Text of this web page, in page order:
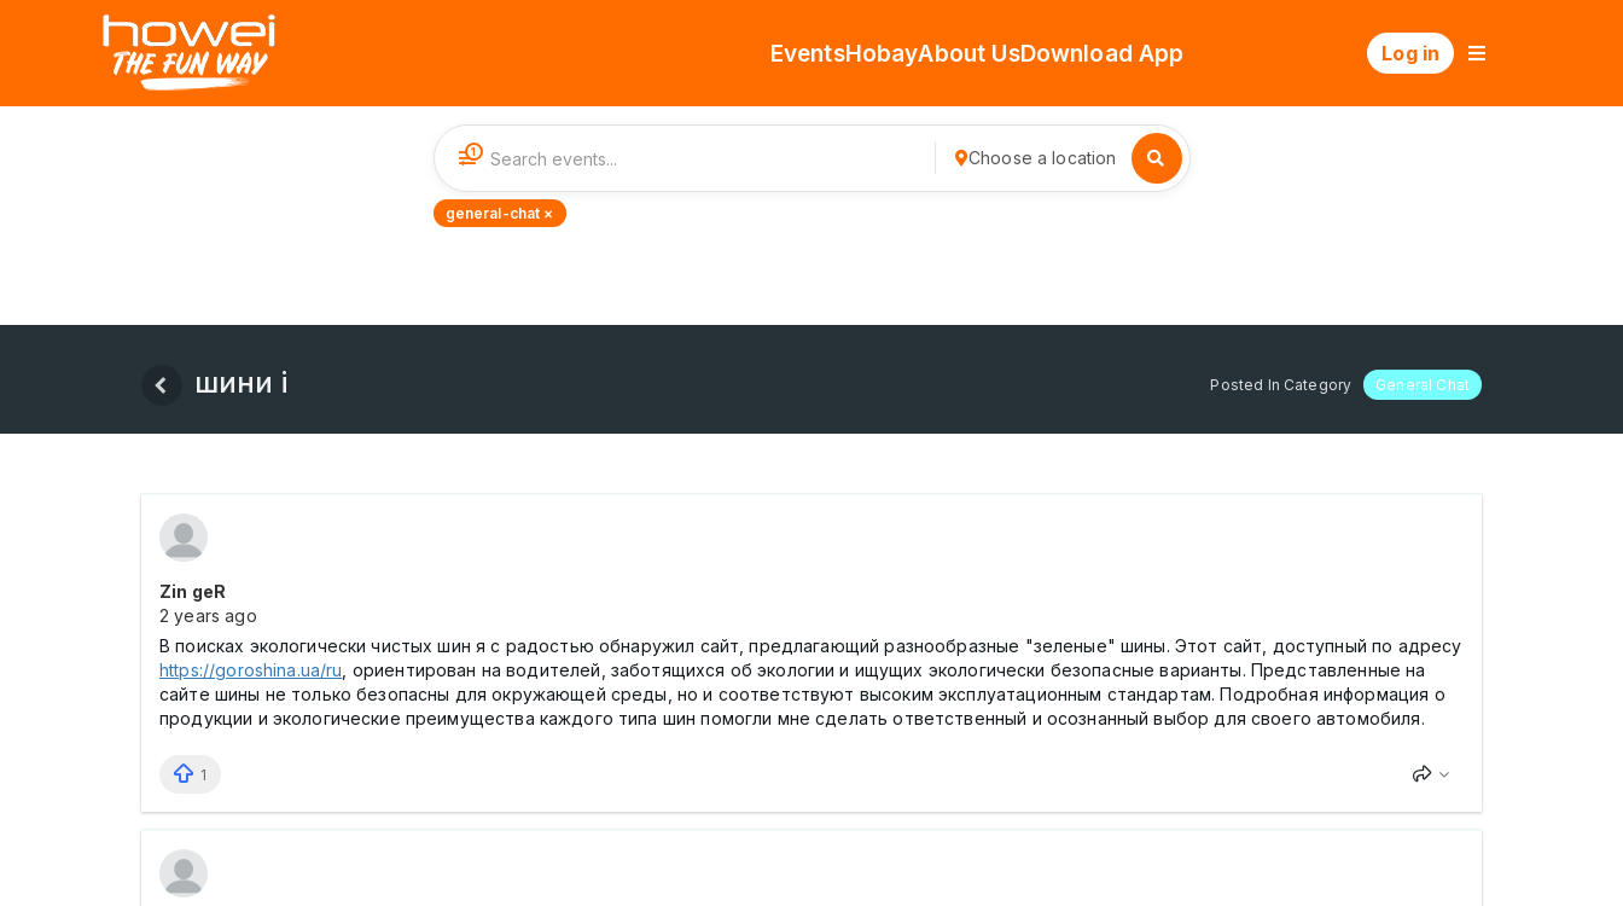
EventsHobayAbout UsDownload App Log in
1 Choose a location
general-chat ×
шини і Posted In Category General Chat
Zin geR
2 years ago
В поисках экологически чистых шин я с радостью обнаружил сайт, предлагающий разнообразные "зеленые" шины. Этот сайт, доступный по адресу
https://goroshina.ua/ru , ориентирован на водителей, заботящихся об экологии и ищущих экологически безопасные варианты. Представленные на
сайте шины не только безопасны для окружающей среды, но и соответствуют высоким эксплуатационным стандартам. Подробная информация о
продукции и экологические преимущества каждого типа шин помогли мне сделать ответственный и осознанный выбор для своего автомобиля.
1